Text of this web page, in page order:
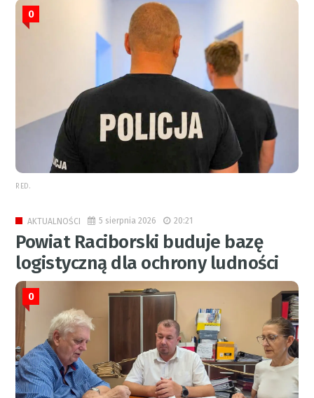
0
RED.
AKTUALNOŚCI 5 sierpnia 2026 20:21
Powiat Raciborski buduje bazę
logistyczną dla ochrony ludności
0